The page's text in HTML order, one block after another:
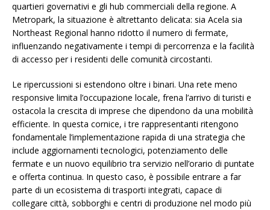
quartieri governativi e gli hub commerciali della regione. A
Metropark, la situazione è altrettanto delicata: sia Acela sia
Northeast Regional hanno ridotto il numero di fermate,
influenzando negativamente i tempi di percorrenza e la facilità
di accesso per i residenti delle comunità circostanti.
Le ripercussioni si estendono oltre i binari. Una rete meno
responsive limita l’occupazione locale, frena l’arrivo di turisti e
ostacola la crescita di imprese che dipendono da una mobilità
efficiente. In questa cornice, i tre rappresentanti ritengono
fondamentale l’implementazione rapida di una strategia che
include aggiornamenti tecnologici, potenziamento delle
fermate e un nuovo equilibrio tra servizio nell’orario di puntate
e offerta continua. In questo caso, è possibile entrare a far
parte di un ecosistema di trasporti integrati, capace di
collegare città, sobborghi e centri di produzione nel modo più